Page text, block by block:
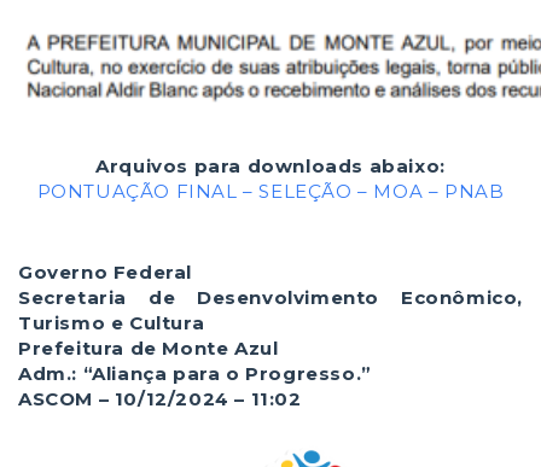
Arquivos para downloads abaixo:
PONTUAÇÃO FINAL – SELEÇÃO – MOA – PNAB
Governo Federal
Secretaria de Desenvolvimento Econômico,
Turismo e Cultura
Prefeitura de Monte Azul
Adm.: “Aliança para o Progresso.”
ASCOM – 10/12/2024 – 11:02